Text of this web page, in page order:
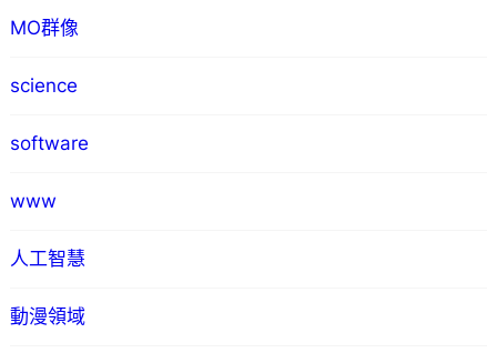
MO群像
science
software
www
人工智慧
動漫領域